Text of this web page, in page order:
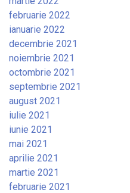
februarie 2022
ianuarie 2022
decembrie 2021
noiembrie 2021
octombrie 2021
septembrie 2021
august 2021
iulie 2021
iunie 2021
mai 2021
aprilie 2021
martie 2021
februarie 2021